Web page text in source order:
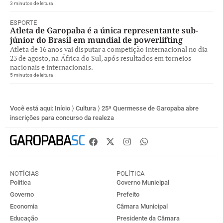
3 minutos de leitura
ESPORTE
Atleta de Garopaba é a única representante sub-
júnior do Brasil em mundial de powerlifting
Atleta de 16 anos vai disputar a competição internacional no dia
23 de agosto, na África do Sul, após resultados em torneios
nacionais e internacionais.
5 minutos de leitura
Você está aqui: Início ⟩ Cultura ⟩ 25ª Quermesse de Garopaba abre
inscrições para concurso da realeza
NOTÍCIAS
Política
Governo
Economia
Educação
POLÍTICA
Governo Municipal
Prefeito
Câmara Municipal
Presidente da Câmara